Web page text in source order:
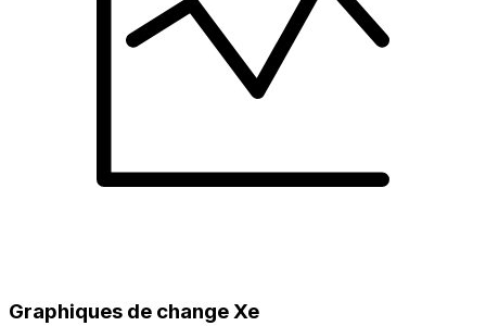
Graphiques de change Xe